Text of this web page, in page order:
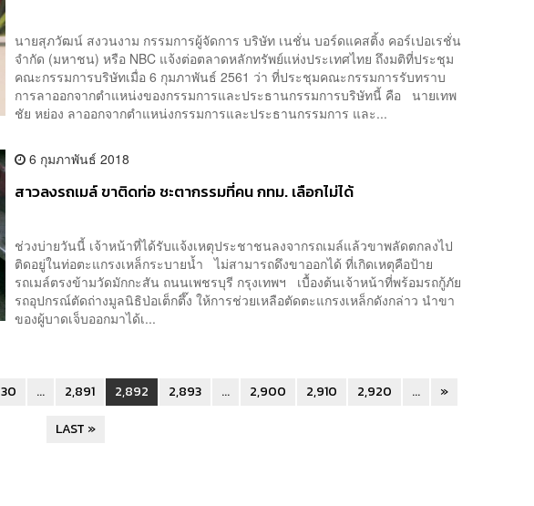
นายสุภวัฒน์ สงวนงาม กรรมการผู้จัดการ บริษัท เนชั่น บอร์ดแคสติ้ง คอร์เปอเรชั่น
จำกัด (มหาชน) หรือ NBC แจ้งต่อตลาดหลักทรัพย์แห่งประเทศไทย ถึงมติที่ประชุม
คณะกรรมการบริษัทเมื่อ 6 กุมภาพันธ์ 2561 ว่า ที่ประชุมคณะกรรมการรับทราบ
การลาออกจากตำแหน่งของกรรมการและประธานกรรมการบริษัทนี้ คือ นายเทพ
ชัย หย่อง ลาออกจากตำแหน่งกรรมการและประธานกรรมการ และ...
6 กุมภาพันธ์ 2018
สาวลงรถเมล์ ขาติดท่อ ชะตากรรมที่คน กทม. เลือกไม่ได้
ช่วงบ่ายวันนี้ เจ้าหน้าที่ได้รับแจ้งเหตุประชาชนลงจากรถเมล์แล้วขาพลัดตกลงไป
ติดอยู่ในท่อตะแกรงเหล็กระบายน้ำ ไม่สามารถดึงขาออกได้ ที่เกิดเหตุคือป้าย
รถเมล์ตรงข้ามวัดมักกะสัน ถนนเพชรบุรี กรุงเทพฯ เบื้องต้นเจ้าหน้าที่พร้อมรถกู้ภัย
รถอุปกรณ์ตัดถ่างมูลนิธิป่อเต็กตึ๊ง ให้การช่วยเหลือตัดตะแกรงเหล็กดังกล่าว นำขา
ของผู้บาดเจ็บออกมาได้เ...
30 ... 2,891 2,892 2,893 ... 2,900 2,910 2,920 ...
»
LAST »